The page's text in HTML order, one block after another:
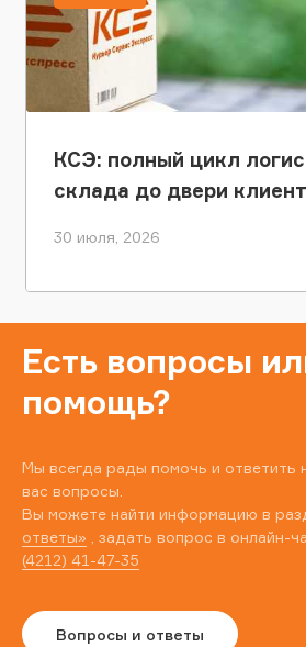
КСЭ: полный цикл
склада до двери
30 июля, 2026
Есть вопросы
помощь?
Мы всегда рады помочь и ответить
вас вопросы.
Вы можете найти информацию в
ответы» , задать вопрос в онлайн-
(4212) 41-47-35
Вопросы и ответы